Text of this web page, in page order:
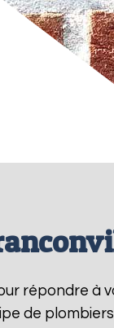
répondre à
de